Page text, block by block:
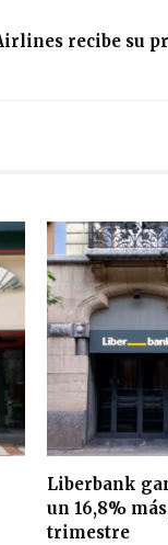
recibe su
Liberbank
un 16,8%
trimestre